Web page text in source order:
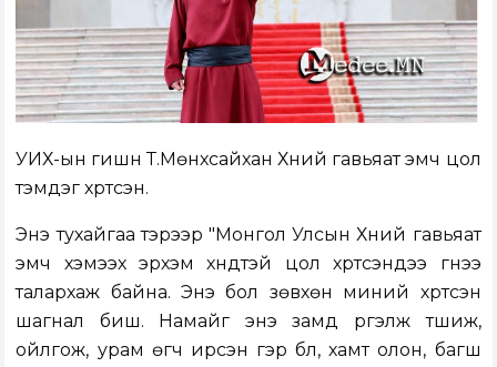
УИХ-ын гишүүн Т.Мөнхсайхан Хүний гавьяат эмч цол
тэмдэг хүртсэн.
Энэ тухайгаа тэрээр "Монгол Улсын Хүний гавьяат
эмч хэмээх эрхэм хүндтэй цол хүртсэндээ гүнээ
талархаж байна. Энэ бол зөвхөн миний хүртсэн
шагнал биш. Намайг энэ замд үргэлж түшиж,
ойлгож, урам өгч ирсэн гэр бүл, хамт олон, багш